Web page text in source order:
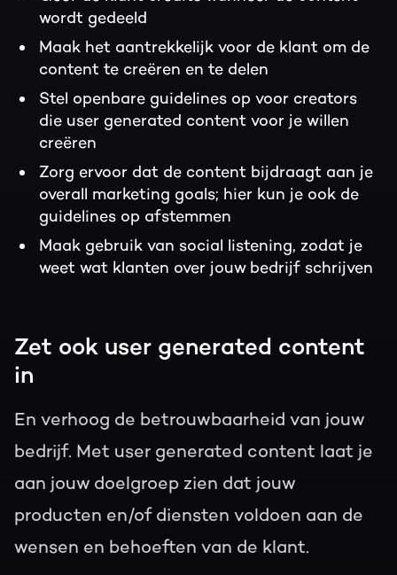
wordt gedeeld
Maak het aantrekkelijk voor de klant om de
content te creëren en te delen
Stel openbare guidelines op voor creators
die user generated content voor je willen
creëren
Zorg ervoor dat de content bijdraagt aan je
overall marketing goals; hier kun je ook de
guidelines op afstemmen
Maak gebruik van social listening, zodat je
weet wat klanten over jouw bedrijf schrijven
Zet ook user generated content
in
En verhoog de betrouwbaarheid van jouw
bedrijf. Met user generated content laat je
aan jouw doelgroep zien dat jouw
producten en/of diensten voldoen aan de
wensen en behoeften van de klant.